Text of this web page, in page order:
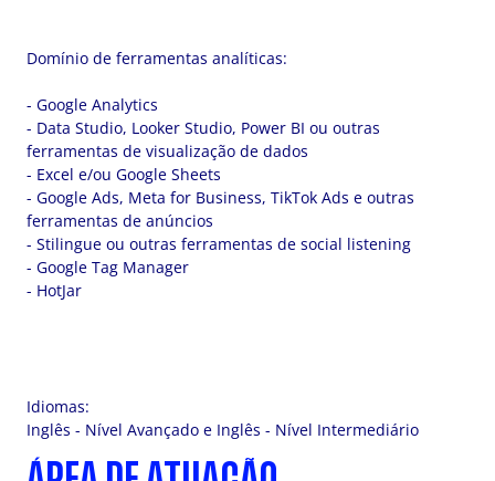
Domínio de ferramentas analíticas:
- Google Analytics
- Data Studio, Looker Studio, Power BI ou outras
ferramentas de visualização de dados
- Excel e/ou Google Sheets
- Google Ads, Meta for Business, TikTok Ads e outras
ferramentas de anúncios
- Stilingue ou outras ferramentas de social listening
- Google Tag Manager
- HotJar
Idiomas:
Inglês - Nível Avançado e Inglês - Nível Intermediário